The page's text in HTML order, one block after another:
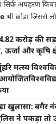
सिर्फ अपहरण
भी छोड़ा जिससे
करोड़ की
और कृषि
मत्स्य
खुलासा: बगैर
ने पकड़ा तो